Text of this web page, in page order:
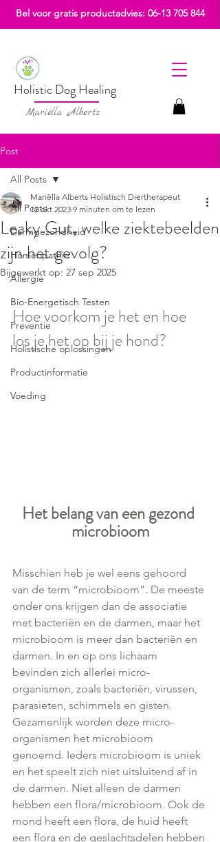
Holistic Dog Healing
Mariëlla Alberts
Bel voor gratis productadvies: 06-13 705 844
Post
All Posts
Darmgezondheid
Homeopathie
Allergie
Bio-Energetisch Testen
Preventie
Holistische oplossingen
Productinformatie
Voeding
All Posts
Leaky Gut, welke ziektebeelden
zijn het gevolg?
Mariëlla Alberts Holistisch Diertherapeut
12 okt 2023 9 minuten om te lezen
Bijgewerkt op: 27 sep 2025
Hoe voorkom je het en hoe
los je het op bij je hond?
Het belang van een gezond
microbioom
Misschien heb je wel eens gehoord
van de term “microbioom”. De meeste
onder ons krijgen dan de associatie
met bacteriën en de darmen, maar het
microbioom is meer dan bacteriën en
darmen. In en op ons lichaam
bevinden zich allerlei micro-
organismen, zoals bacteriën, virussen,
parasieten, schimmels en gisten.
Gezamenlijk worden deze micro-
organismen het microbioom
genoemd. Ieders microbioom is uniek
en het speelt zich niet uitsluitend af in
de darmen. Niet alleen de darmen
hebben een flora/microbioom. Ook de
mond heeft een flora, de huid heeft
een flora en de geslachtsdelen hebben